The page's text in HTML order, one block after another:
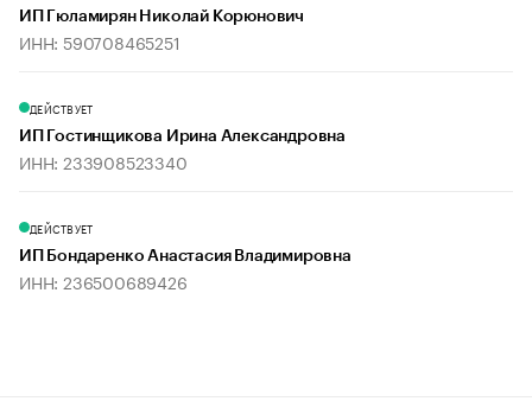
ИП Гюламирян Николай Корюнович
ИНН: 590708465251
ДЕЙСТВУЕТ
ИП Гостинщикова Ирина Александровна
ИНН: 233908523340
ДЕЙСТВУЕТ
ИП Бондаренко Анастасия Владимировна
ИНН: 236500689426